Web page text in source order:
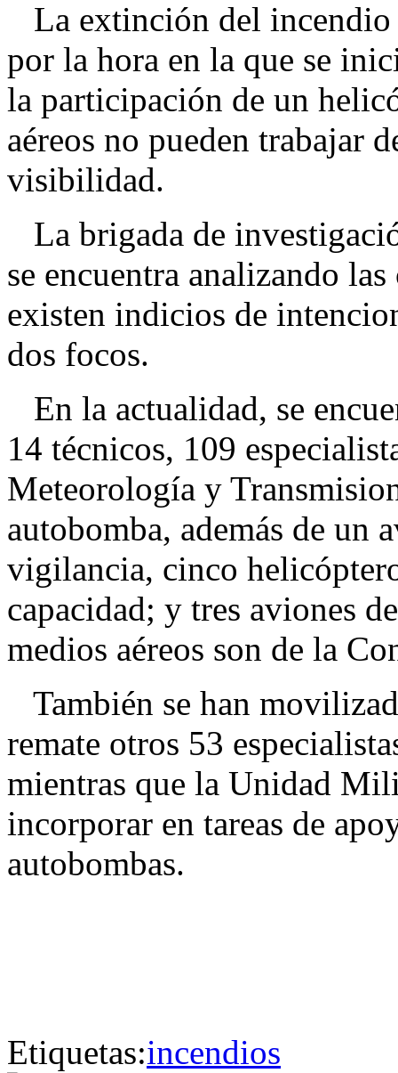
La extinción del incendio
por la hora en la que se
la participación de un
aéreos no pueden trabajar
visibilidad.
La brigada de
se encuentra analizando
existen indicios de
dos focos.
En la actualidad, se
14 técnicos, 109
Meteorología y
autobomba, además de un
vigilancia, cinco
capacidad; y tres aviones
medios aéreos son de la
También se han
remate otros 53
mientras que la Unidad
incorporar en tareas de
autobombas.
Etiquetas:incendios